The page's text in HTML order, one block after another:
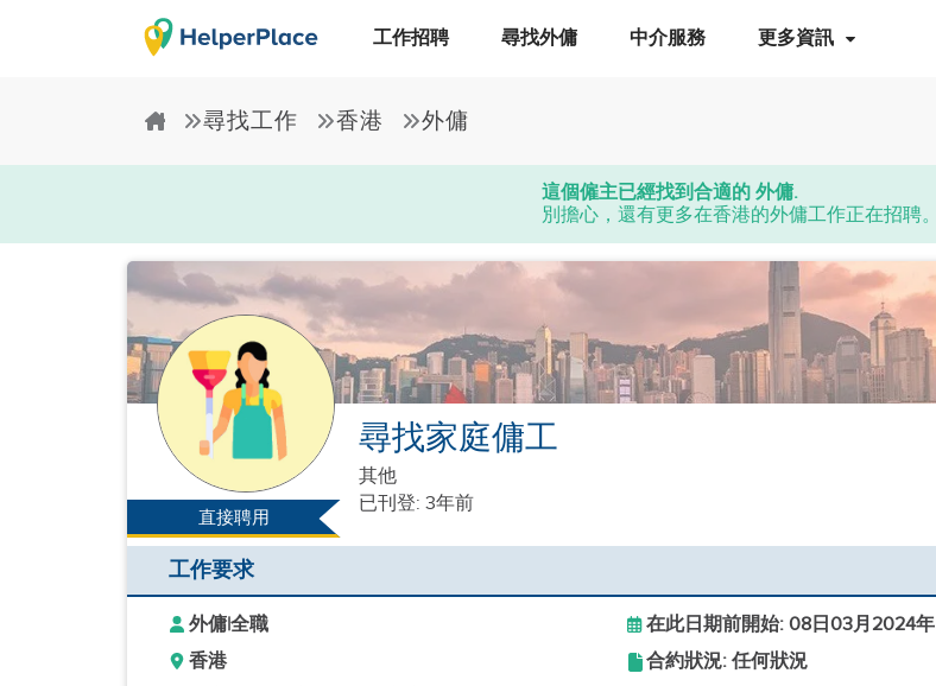
工作招聘 尋找外傭 中介服務 更多資訊
尋找工作 香港 外傭
這個僱主已經找到合適的 外傭.
別擔心，還有更多在香港的外傭工作正在招聘。
直接聘用
尋找家庭傭工
其他
已刊登: 3年前
工作要求
外傭|全職
在此日期前開始: 08日03月2024年
香港
合約狀況: 任何狀況